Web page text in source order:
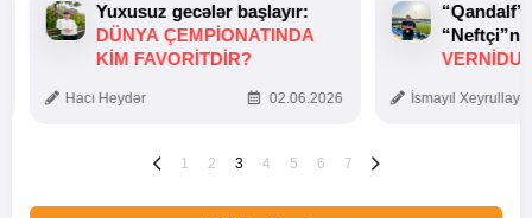
Yuxusuz gecələr başlayır:
DÜNYA ÇEMPIONATINDA
KIM FAVORITDIR?
Hacı Heydər 02.06.2026 İsmayıl
1 2 3 4 5 6 7